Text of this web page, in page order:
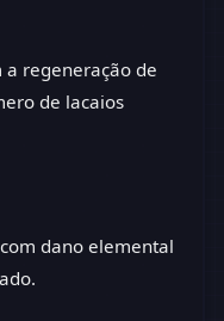
regeneração de
de lacaios
dano elemental